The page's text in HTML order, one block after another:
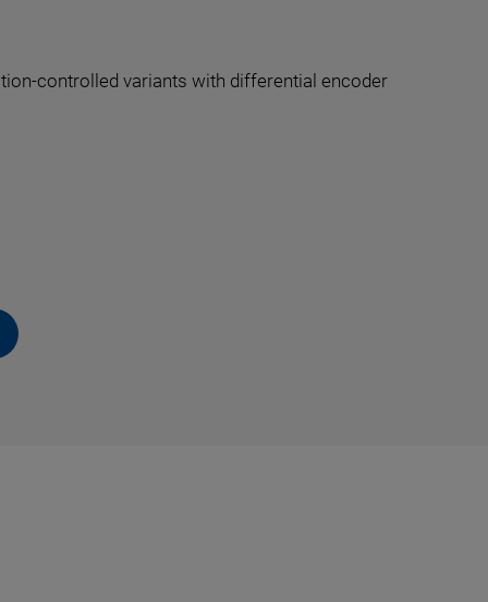
controlled variants with differential encoder